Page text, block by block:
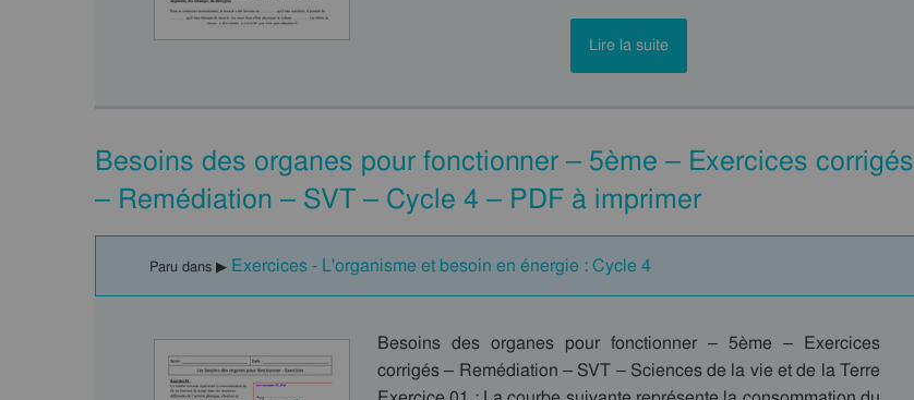
Lire la suite
Besoins des organes pour fonctionner – 5ème – Exercices corrigés
– Remédiation – SVT – Cycle 4 – PDF à imprimer
Paru dans ▶ Exercices - L'organisme et besoin en énergie : Cycle 4
Besoins des organes pour fonctionner – 5ème – Exercices
corrigés – Remédiation – SVT – Sciences de la vie et de la Terre